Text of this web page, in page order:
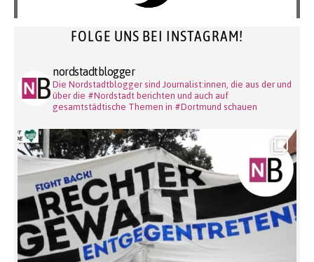
FOLGE UNS BEI INSTAGRAM!
nordstadtblogger
Die Nordstadtblogger sind Journalist:innen, die aus der und
über die #Nordstadt berichten und auch auf
gesamtstädtische Themen in #Dortmund schauen